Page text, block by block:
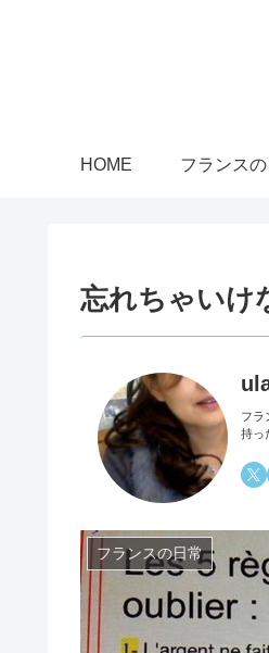
HOME フランス
忘れちゃいけ
フラ
持っ
フランスの日常